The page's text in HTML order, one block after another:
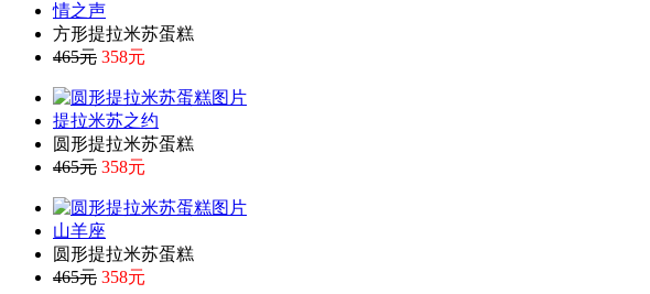
情之声
方形提拉米苏蛋糕
465元 358元
提拉米苏之约
圆形提拉米苏蛋糕
465元 358元
山羊座
圆形提拉米苏蛋糕
465元 358元